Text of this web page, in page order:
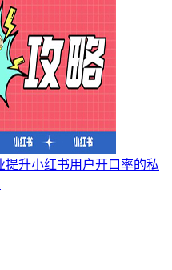
升小红书用户开口率的私